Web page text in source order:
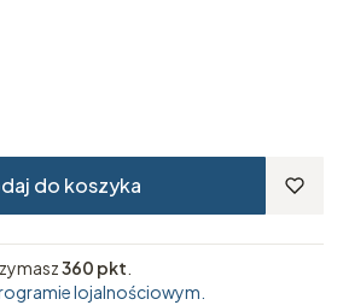
do koszyka
360 pkt
lojalnościowym.